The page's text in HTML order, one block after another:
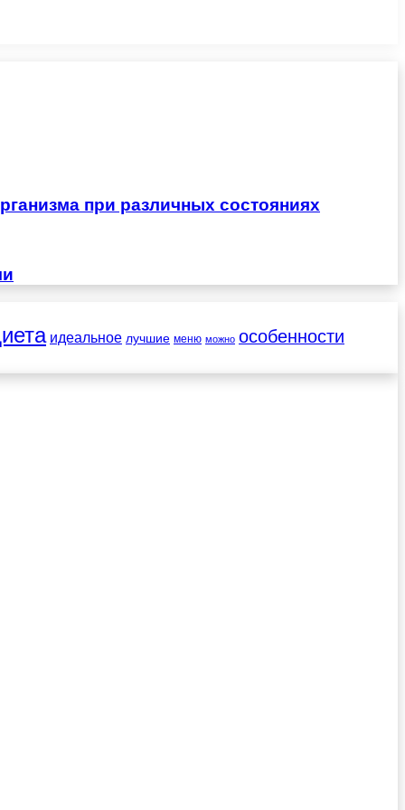
при различных состояниях
идеальное лучшие меню можно особенности